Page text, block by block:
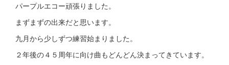
パープルエコー頑張りました。
まずまずの出来だと思います。
九月から少しずつ練習始まりました。
２年後の４５周年に向け曲もどんどん決まってきています。